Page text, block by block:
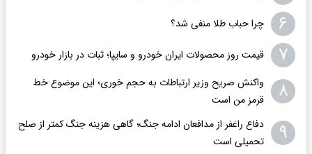
۶ چرا حباب طلا منفی شد؟
۷ قیمت روز محصولات ایران خودرو و سایپا؛ ثبات در بازار خودرو
۸
واکنش صریح وزیر ارتباطات به حجم خوری؛ این موضوع خط
قرمز من است
۹
دفاع راغفر از مدافعان ادامه جنگ؛ گاهی هزینه جنگ کمتر از صلح
تحمیلی است